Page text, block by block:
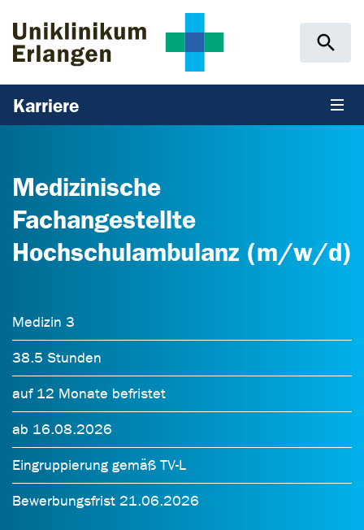
Karriere
Medizinische
Fachangestellte
Hochschulambulanz (m/w/d)
Medizin 3
38.5 Stunden
auf 12 Monate befristet
ab 16.08.2026
Eingruppierung gemäß TV-L
Bewerbungsfrist 21.06.2026